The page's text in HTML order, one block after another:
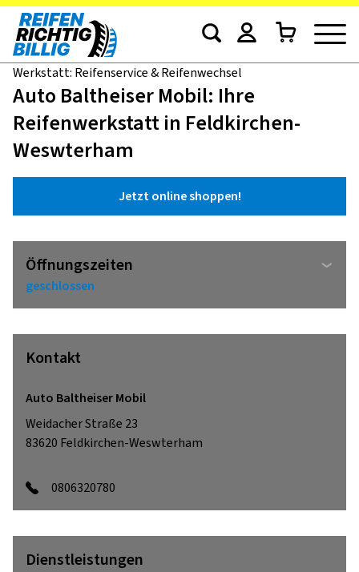
Werkstatt: Reifenservice & Reifenwechsel
Auto Baltheiser Mobil: Ihre
Reifenwerkstatt in Feldkirchen-
Weswterham
Jetzt online shoppen!
Öffnungszeiten
geschlossen
Kontakt
Auto Baltheiser Mobil
Weidacher Straße 23
83620 Feldkirchen-Weswterham
0806320780
Dienstleistungen